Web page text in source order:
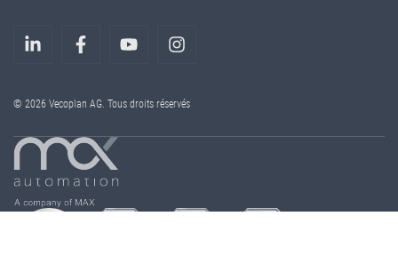
© 2026 Vecoplan AG. Tous droits réservés